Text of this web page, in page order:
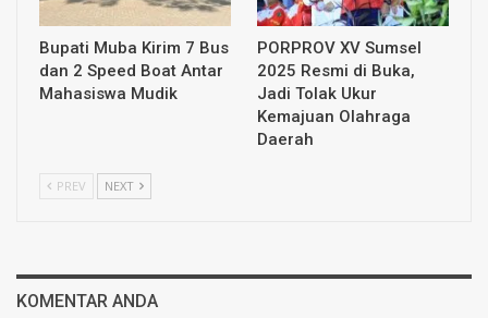
Bupati Muba Kirim 7 Bus
dan 2 Speed Boat Antar
Mahasiswa Mudik
PORPROV XV Sumsel
2025 Resmi di Buka,
Jadi Tolak Ukur
Kemajuan Olahraga
Daerah
PREV NEXT
KOMENTAR ANDA